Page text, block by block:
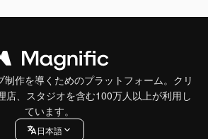
作を導くためのプラットフォーム。クリ
店、スタジオを含む100万人以上が利用し
ています。
日本語